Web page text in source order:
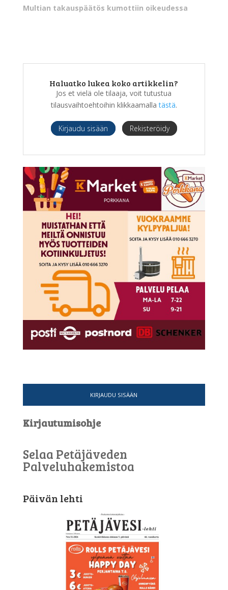
Multian takauspäätös kumottiin oikeudessa
Haluatko lukea koko artikkelin?
Jos et vielä ole tilaaja, voit tutustua
tilausvaihtoehtoihin klikkaamallatästä.
Kirjaudu sisään Rekisteröidy
KIRJAUDU SISÄÄN
Kirjautumisohje
Selaa Petäjäveden
Palveluhakemistoa
Päivän lehti